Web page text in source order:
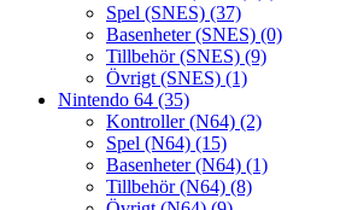
Spel (SNES) (37)
Basenheter (SNES) (0)
Tillbehör (SNES) (9)
Övrigt (SNES) (1)
Nintendo 64 (35)
Kontroller (N64) (2)
Spel (N64) (15)
Basenheter (N64) (1)
Tillbehör (N64) (8)